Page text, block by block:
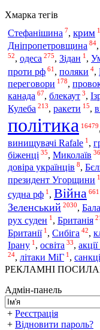
Хмарка тегів
Стефанішина 7, крим
Дніпропетровщина 84,
52, одеса 275, Зідан 1 ,
проти рф 61 , поляки 4,
переговори 178,
канада 67, блекаут 3,
Кулеба 213, ракети 15,
політика 16479,
винищувачі Rafale 1 ,
біженці 35, Миколаїв 36
довіра українців 8,
президент Угорщини 1
судна рф 1 , Війна
Зеленський 2030,
рух суден 1, Британія
Британії 1 , Сибіга 42,
Ірану 1 , освіта 33,
24, літаки МіГ 1,
РЕКЛАМНІ
Адмін-панель
+ Реєстрація
+ Відновити пароль?